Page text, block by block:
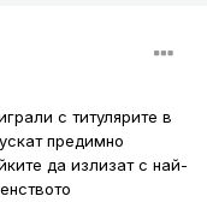
с титулярите в
предимно
да излизат с най-